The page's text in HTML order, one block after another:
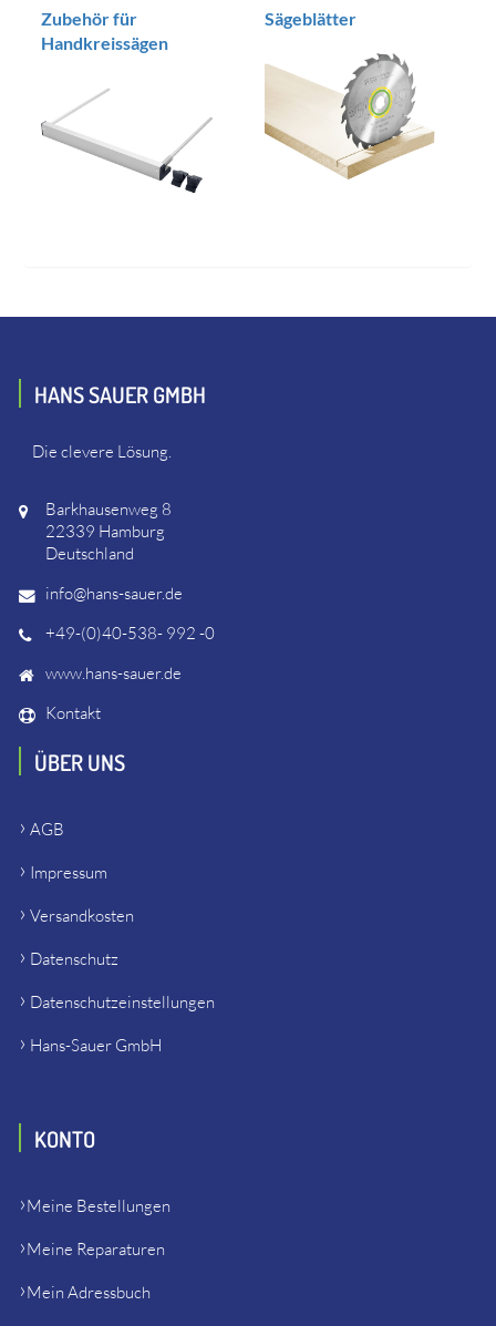
Zubehör für
Handkreissägen
Sägeblätter
HANS SAUER GMBH
Die clevere Lösung.
Barkhausenweg 8
22339 Hamburg
Deutschland
info@hans-sauer.de
+49-(0)40-538- 992 -0
www.hans-sauer.de
Kontakt
ÜBER UNS
AGB
Impressum
Versandkosten
Datenschutz
Datenschutzeinstellungen
Hans-Sauer GmbH
KONTO
Meine Bestellungen
Meine Reparaturen
Mein Adressbuch